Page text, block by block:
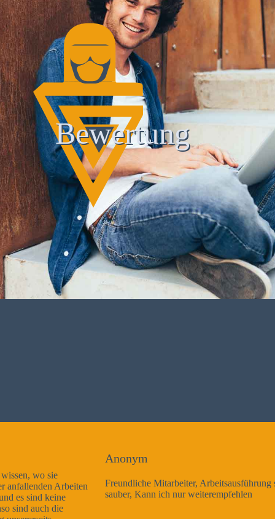
Bewertung
Freundliche Mitarbeiter, Arbeitsausführung sehr gut und sehr
sauber, Kann ich nur weiterempfehlen